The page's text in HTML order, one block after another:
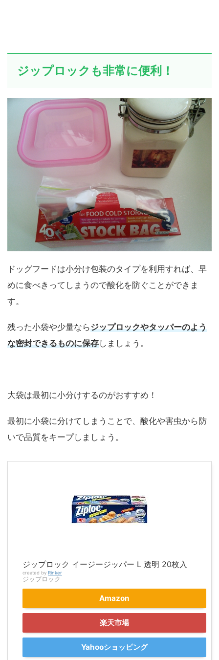
ジップロックも非常に便利！
ドッグフードは小分け包装のタイプを利用すれば、早
めに食べきってしまうので酸化を防ぐことができま
す。
残った小袋や少量ならジップロックやタッパーのよう
な密封できるものに保存しましょう。
大袋は最初に小分けするのがおすすめ！
最初に小袋に分けてしまうことで、酸化や害虫から防
いで品質をキープしましょう。
ジップロック イージージッパー L 透明 20枚入
created by Rinker
ジップロック
Amazon
楽天市場
Yahooショッピング